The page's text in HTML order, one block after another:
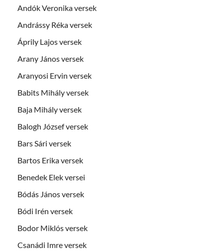
Andók Veronika versek
Andrássy Réka versek
Áprily Lajos versek
Arany János versek
Aranyosi Ervin versek
Babits Mihály versek
Baja Mihály versek
Balogh József versek
Bars Sári versek
Bartos Erika versek
Benedek Elek versei
Bódás János versek
Bódi Irén versek
Bodor Miklós versek
Csanádi Imre versek